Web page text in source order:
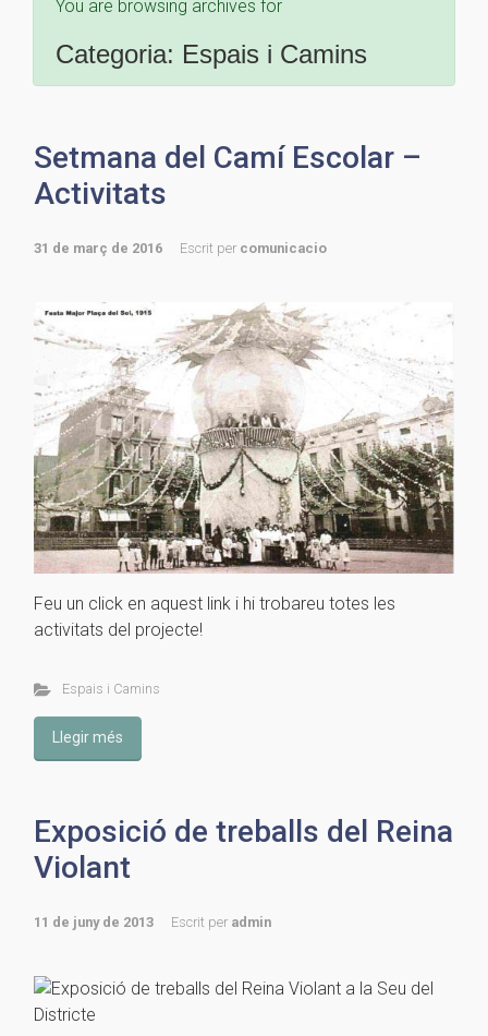
You are browsing archives for
Categoria: Espais i Camins
Setmana del Camí Escolar –
Activitats
31 de març de 2016 Escrit per comunicacio
Feu un click en aquest link i hi trobareu totes les
activitats del projecte!
Espais i Camins
Llegir més
Exposició de treballs del Reina
Violant
11 de juny de 2013 Escrit per admin